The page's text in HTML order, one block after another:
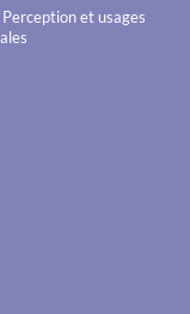
et usages